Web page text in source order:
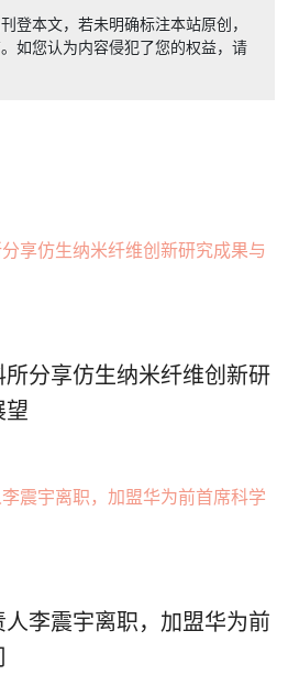
登本文，若未明确标注本站原创，
如您认为内容侵犯了您的权益，请
分享仿生纳米纤维创新研
望
李震宇离职，加盟华为前